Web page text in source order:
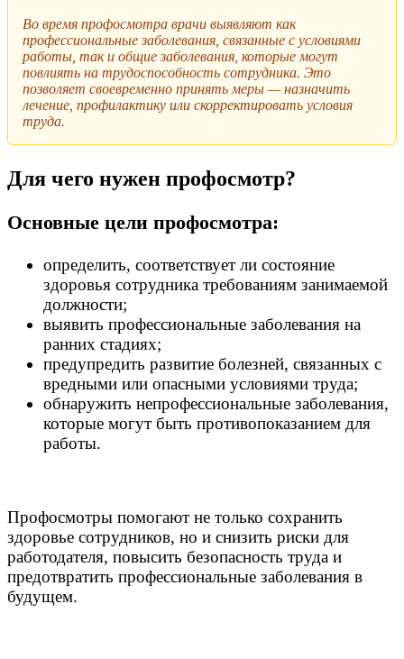
Во время профосмотра врачи выявляют как
профессиональные заболевания, связанные с условиями
работы, так и общие заболевания, которые могут
повлиять на трудоспособность сотрудника. Это
позволяет своевременно принять меры — назначить
лечение, профилактику или скорректировать условия
труда.
Для чего нужен профосмотр?
Основные цели профосмотра:
определить, соответствует ли состояние
здоровья сотрудника требованиям занимаемой
должности;
выявить профессиональные заболевания на
ранних стадиях;
предупредить развитие болезней, связанных с
вредными или опасными условиями труда;
обнаружить непрофессиональные заболевания,
которые могут быть противопоказанием для
работы.
Профосмотры помогают не только сохранить
здоровье сотрудников, но и снизить риски для
работодателя, повысить безопасность труда и
предотвратить профессиональные заболевания в
будущем.